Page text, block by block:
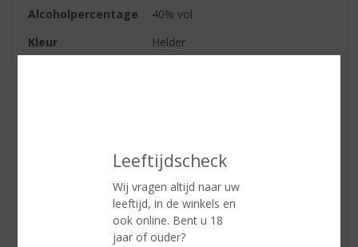
Leeftijdscheck
Wij vragen altijd naar uw
leeftijd, in de winkels en
ook online. Bent u 18
jaar of ouder?
Alcoholpercentage
40% vol
Kleur
Helder
zijn tequila
Reviews